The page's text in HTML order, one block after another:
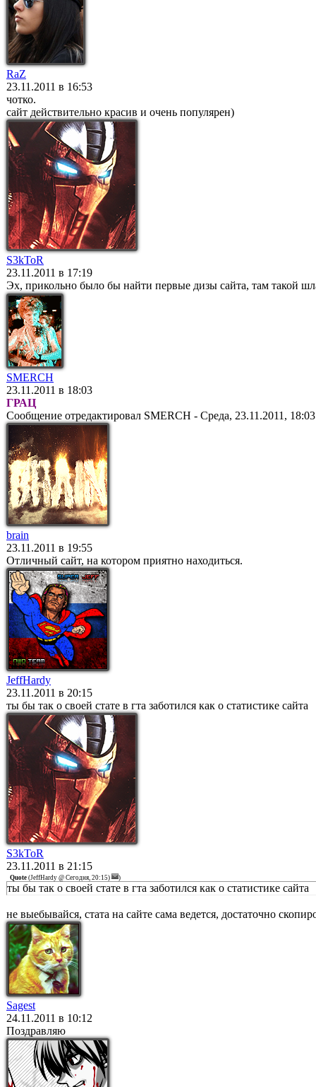
RaZ
23.11.2011 в 16:53
чотко.
сайт действительно красив и очень популярен)
S3kToR
23.11.2011 в 17:19
Эх, прикольно было бы найти первые дизы сайта, там такой
SMERCH
23.11.2011 в 18:03
ГРАЦ
Сообщение отредактировал SMERCH - Среда, 23.11.2011, 18:03
brain
23.11.2011 в 19:55
Отличный сайт, на котором приятно находиться.
JeffHardy
23.11.2011 в 20:15
ты бы так о своей стате в гта заботился как о статистике сайта
S3kToR
23.11.2011 в 21:15
Quote (JeffHardy @ Сегодня, 20:15) )
ты бы так о своей стате в гта заботился как о статистике сайта
не выебывайся, стата на сайте сама ведется, достаточно
Sagest
24.11.2011 в 10:12
Поздравляю